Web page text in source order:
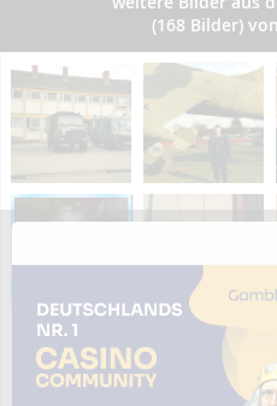
(168 Bilder)